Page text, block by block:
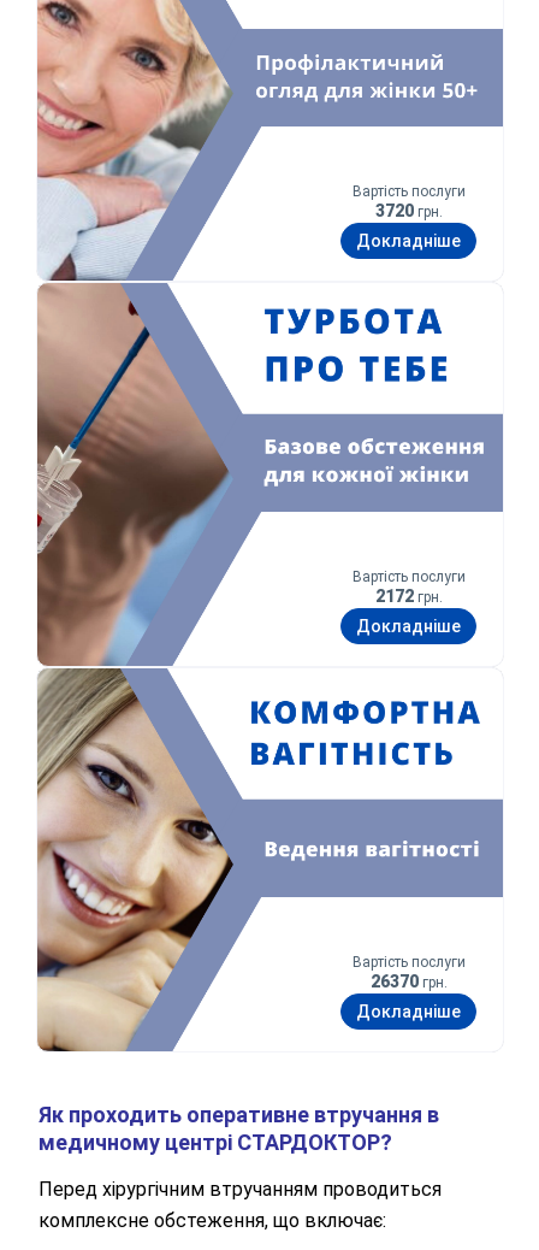
Вартість послуги
3720 грн.
Докладніше
Турбота про тебе
Вартість послуги
2172 грн.
Докладніше
Комфортна вагітність
Вартість послуги
26370 грн.
Докладніше
Як проходить оперативне втручання в
медичному центрі СТАРДОКТОР?
Перед хірургічним втручанням проводиться
комплексне обстеження, що включає:
Надіслати
Відправляючи данні я даю згоду на
данних.
Оператор зателефонує Вам найближчим